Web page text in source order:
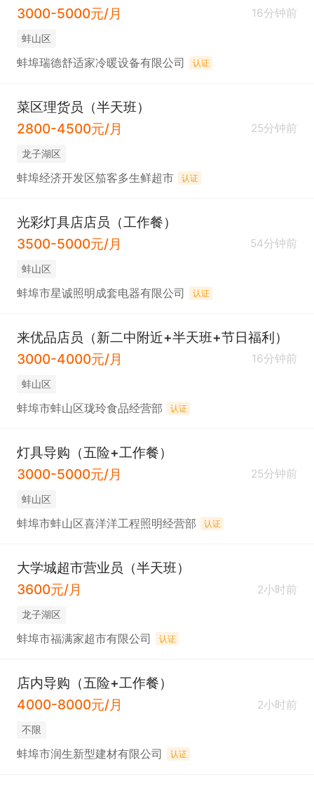
3000-5000元/月 16分钟前
蚌山区
蚌埠瑞德舒适家冷暖设备有限公司 认证
菜区理货员（半天班）
2800-4500元/月
25分钟前
龙子湖区
蚌埠经济开发区笳客多生鲜超市 认证
光彩灯具店店员（工作餐）
3500-5000元/月
54分钟前
蚌山区
蚌埠市星诚照明成套电器有限公司 认证
来优品店员（新二中附近+半天班+节日福利）
3000-4000元/月
16分钟前
蚌山区
蚌埠市蚌山区珑玲食品经营部 认证
灯具导购（五险+工作餐）
3000-5000元/月
25分钟前
蚌山区
蚌埠市蚌山区喜洋洋工程照明经营部 认证
大学城超市营业员（半天班）
3600元/月
2小时前
龙子湖区
蚌埠市福满家超市有限公司 认证
店内导购（五险+工作餐）
4000-8000元/月
2小时前
不限
蚌埠市润生新型建材有限公司 认证